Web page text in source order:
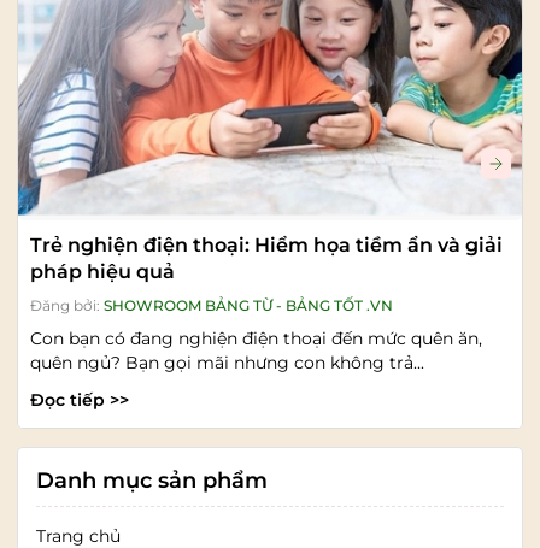
Trẻ nghiện điện thoại: Hiểm họa tiềm ẩn và giải
pháp hiệu quả
Đăng bởi: SHOWROOM BẢNG TỪ - BẢNG TỐT .VN
Con bạn có đang nghiện điện thoại đến mức quên ăn,
quên ngủ? Bạn gọi mãi nhưng con không trả...
Đọc tiếp >>
Danh mục sản phẩm
Trang chủ